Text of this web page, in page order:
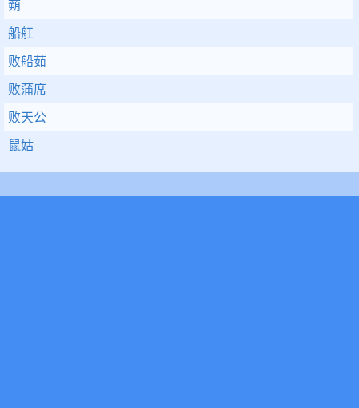
蒴
船舡
败船茹
败蒲席
败天公
鼠姑